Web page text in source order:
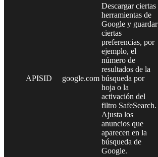
APISID google.com
Descargar ciertas
herramientas de
Google y guardar
ciertas
preferencias, por
ejemplo, el
número de
resultados de la
búsqueda por
hoja o la
activación del
filtro SafeSearch.
Ajusta los
anuncios que
aparecen en la
búsqueda de
Google.